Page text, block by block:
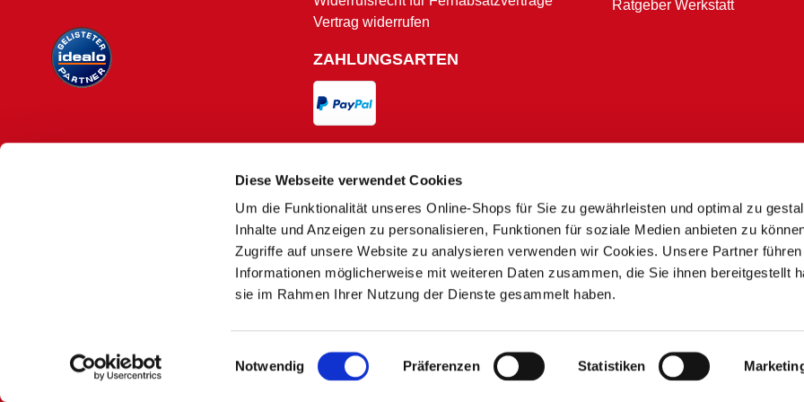
Diese Webseite verwendet Cookies
Um die Funktionalität unseres Online-Shops für Sie zu gewährleisten und optimal zu
Inhalte und Anzeigen zu personalisieren, Funktionen für soziale Medien anbieten zu
Zugriffe auf unsere Website zu analysieren verwenden wir Cookies. Unsere Partner
Informationen möglicherweise mit weiteren Daten zusammen, die Sie ihnen bereitgestellt
sie im Rahmen Ihrer Nutzung der Dienste gesammelt haben.
Einwilligungsauswahl
Notwendig Präferenzen Statistiken
Vertrag widerrufen
ZAHLUNGSARTEN
Versand und Zahlungsbedingungen
Ratgeber Werkstatt
* Alle Preise in Euro inkl. MwSt. und zzgl. Service- und Versandkosten.
** Ausgenommen Speditions- und Sperrgutzuschläge
Es kann zu Preisunterschieden zwischen dem Onlineshop und unseren Sonderpreis Baumärkten vor Ort
2)
Macherprodukt-Angebote nur gültig für den aktuellen Werbezeitraum und in teilnehmenden stationären
© 2013 - 2026 Sonderpreis Baumarkt